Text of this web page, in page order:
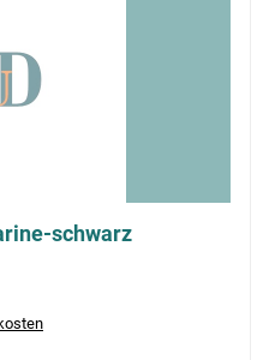
schwarz